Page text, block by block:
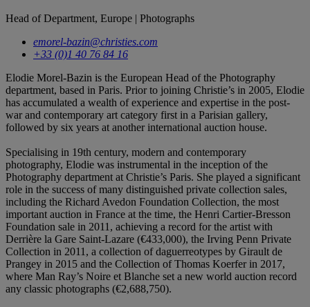
Head of Department, Europe | Photographs
emorel-bazin@christies.com
+33 (0)1 40 76 84 16
Elodie Morel-Bazin is the European Head of the Photography
department, based in Paris. Prior to joining Christie’s in 2005, Elodie
has accumulated a wealth of experience and expertise in the post-
war and contemporary art category first in a Parisian gallery,
followed by six years at another international auction house.
Specialising in 19th century, modern and contemporary
photography, Elodie was instrumental in the inception of the
Photography department at Christie’s Paris. She played a significant
role in the success of many distinguished private collection sales,
including the Richard Avedon Foundation Collection, the most
important auction in France at the time, the Henri Cartier-Bresson
Foundation sale in 2011, achieving a record for the artist with
Derrière la Gare Saint-Lazare (€433,000), the Irving Penn Private
Collection in 2011, a collection of daguerreotypes by Girault de
Prangey in 2015 and the Collection of Thomas Koerfer in 2017,
where Man Ray’s Noire et Blanche set a new world auction record
any classic photographs (€2,688,750).